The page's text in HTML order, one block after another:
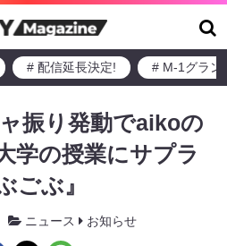
# 配信延長決定! # M-1グラン
振り発動でaikoの
学の授業にサプラ
ごぶ』
ニュース お知らせ